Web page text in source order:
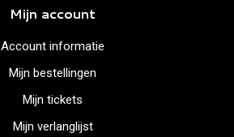
Mijn account
Account informatie
Mijn bestellingen
Mijn tickets
Mijn verlanglijst